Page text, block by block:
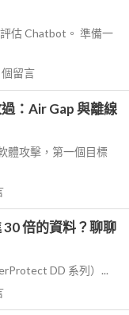
估 Chatbot。 準備一
個留言
：Air Gap 與離線
體攻擊，第一個目標
倍的資料？聊聊
DD 系列）...